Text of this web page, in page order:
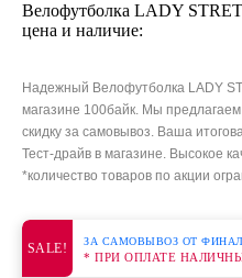
Велофутболка LADY
цена и наличие:
Надежный Велофутболка LADY
магазине 100байк. Мы
скидку за самовывоз. Ваша
Тест-драйв в магазине. Высокое
*количество товаров по акции
SALE! ЗА САМОВЫВОЗ ОТ
* ПРИ ОПЛАТЕ